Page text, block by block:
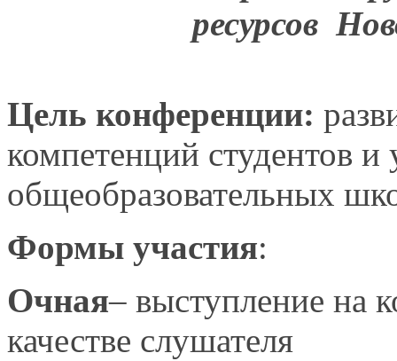
ресурсов
Цель конференции:
компетенций студентов и
общеобразовательных
Формы участия:
Очная– выступление на
качестве слушателя